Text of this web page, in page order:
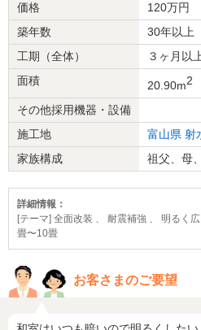
価格
120万円
築年数
30年以上
工期（全体）
３ヶ月以
面積
20.90m2
その他採用機器・設備
施工地
富山県 射
家族構成
祖父、母
詳細情報：
[テーマ] 全面改装 、 耐震補強 、 明るく
畳〜10畳
お客さまのご要望